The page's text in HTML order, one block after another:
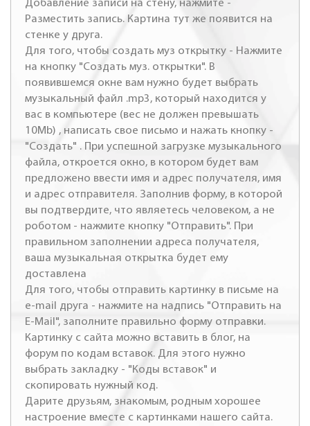
Добавление записи на стену, нажмите -
Разместить запись. Картина тут же появится на
стенке у друга.
Для того, чтобы создать муз открытку - Нажмите
на кнопку "Создать муз. открытки". В
появившемся окне вам нужно будет выбрать
музыкальный файл .mp3, который находится у
вас в компьютере (вес не должен превышать
10Mb) , написать свое письмо и нажать кнопку -
"Создать" . При успешной загрузке музыкального
файла, откроется окно, в котором будет вам
предложено ввести имя и адрес получателя, имя
и адрес отправителя. Заполнив форму, в которой
вы подтвердите, что являетесь человеком, а не
роботом - нажмите кнопку "Отправить". При
правильном заполнении адреса получателя,
ваша музыкальная открытка будет ему
доставлена
Для того, чтобы отправить картинку в письме на
e-mail друга - нажмите на надпись "Отправить на
E-Mail", заполните правильно форму отправки.
Картинку с сайта можно вставить в блог, на
форум по кодам вставок. Для этого нужно
выбрать закладку - "Коды вставок" и
скопировать нужный код.
Дарите друзьям, знакомым, родным хорошее
настроение вместе с картинками нашего сайта.